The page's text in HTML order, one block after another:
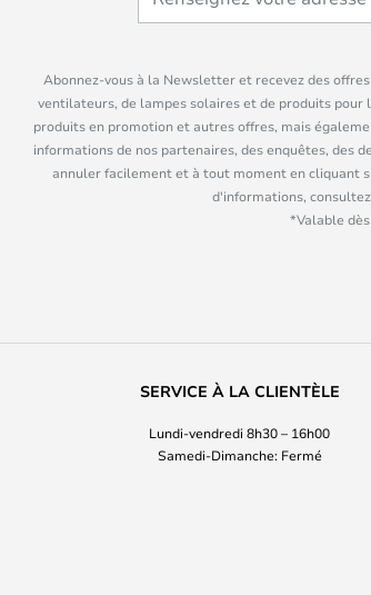
Abonnez-vous à la Newsletter et recevez des
ventilateurs, de lampes solaires et de produits pour
produits en promotion et autres offres, mais
informations de nos partenaires, des enquêtes, des
annuler facilement et à tout moment en cliquant
d'informations,
*Valable
SERVICE À LA CLIENTÈLE
Lundi-vendredi 8h30 – 16h00
Samedi-Dimanche: Fermé